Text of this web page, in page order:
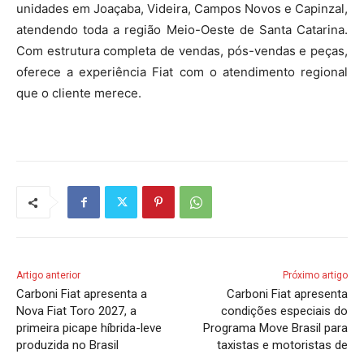
unidades em Joaçaba, Videira, Campos Novos e Capinzal,
atendendo toda a região Meio-Oeste de Santa Catarina.
Com estrutura completa de vendas, pós-vendas e peças,
oferece a experiência Fiat com o atendimento regional
que o cliente merece.
Artigo anterior
Carboni Fiat apresenta a
Nova Fiat Toro 2027, a
primeira picape híbrida-leve
produzida no Brasil
Próximo artigo
Carboni Fiat apresenta
condições especiais do
Programa Move Brasil para
taxistas e motoristas de